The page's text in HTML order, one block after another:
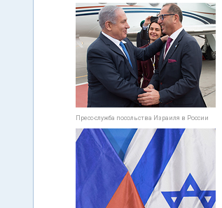
Пресс-служба посольства Израиля в России